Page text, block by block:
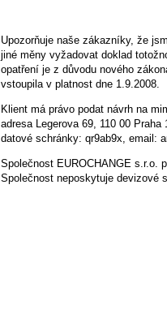
Upozorňuje naše zákazníky, že
jiné měny vyžadovat doklad
opatření je z důvodu nového
vstoupila v platnost dne 1.9.2008.
Klient má právo podat návrh na
adresa Legerova 69, 110 00 Praha
datové schránky: qr9ab9x, email:
Společnost EUROCHANGE s.r.o.
Společnost neposkytuje devizové